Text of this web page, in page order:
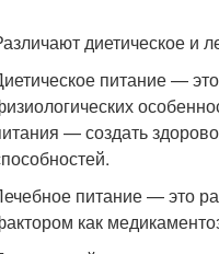
диетическое и
питание —
— создать
питание — это
как